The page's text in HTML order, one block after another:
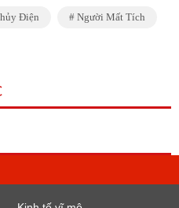
Điện Người Mất Tích